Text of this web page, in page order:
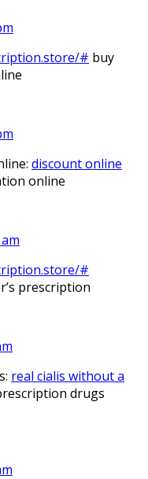
# buy
discount online
online
#
prescription
real cialis without a
drugs